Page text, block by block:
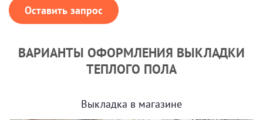
Оставить запрос
ВАРИАНТЫ ОФОРМЛЕНИЯ ВЫКЛАДКИ
ТЕПЛОГО ПОЛА
Выкладка в магазине